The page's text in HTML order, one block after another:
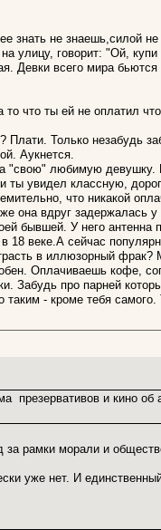
знать не знаешь,силой
улицу, говорит: "Ой,
Девки всего мира
то что ты ей не оплатил
Только незабудь
Аукнется.
"свою" любимую
ты увидел классную,
что никакой
вдруг задержалась у
бывшей. У него антенна
веке.А сейчас
в иллюзорный фрак?
Оплачиваешь кофе,
Забудь про парней
- кроме тебя
презервативов и кино
за рамки морали и
уже нет. И